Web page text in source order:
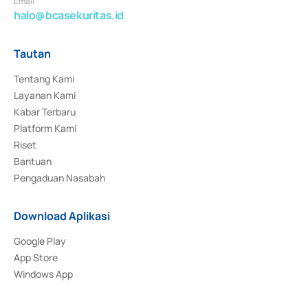
halo@bcasekuritas.id
Tautan
Tentang Kami
Layanan Kami
Kabar Terbaru
Platform Kami
Riset
Bantuan
Pengaduan Nasabah
Download Aplikasi
Google Play
App Store
Windows App